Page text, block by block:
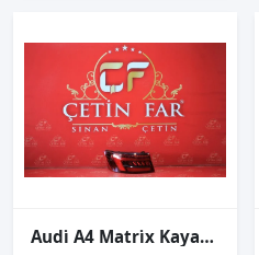
Audi̇ A4 Matri̇x Kayar Led Sol Diş Stop Sıfır Orji̇nal 8w5945091b